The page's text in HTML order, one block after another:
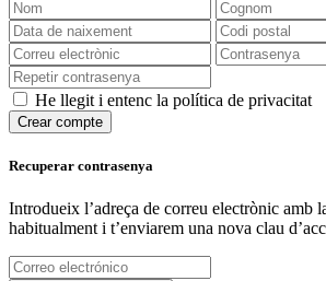
He llegit i entenc la política de privacitat
Crear compte
Recuperar contrasenya
Introdueix l’adreça de correu electrònic amb
habitualment i t’enviarem una nova clau